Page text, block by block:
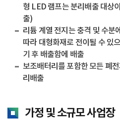
형 LED 램프는 분리배출 대상
출)
리튬 계열 전지는 충격 및 수분
따라 대형화재로 전이될 수 있
기 후 배출함에 배출
보조배터리를 포함한 모든 폐
리배출
가정 및 소규모 사업장